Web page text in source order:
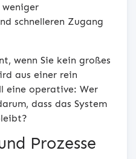
schnelleren Zugang
wenn Sie kein großes
aus einer rein
eine operative: Wer
dass das System
Prozesse